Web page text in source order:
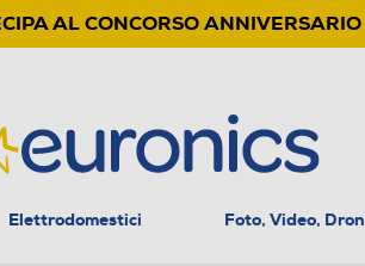
AL CONCORSO ANNIVERSARIO
Elettrodomestici Foto, Video,